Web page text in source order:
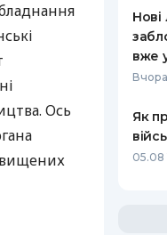
Ось
Нові
вже
Вчора
Як
05.08